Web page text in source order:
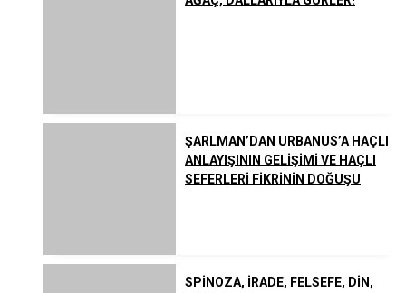
ŞARLMAN’DAN URBANUS’A HAÇLI
ANLAYIŞININ GELİŞİMİ VE HAÇLI
SEFERLERİ FİKRİNİN DOĞUŞU
SPİNOZA, İRADE, FELSEFE, DİN,